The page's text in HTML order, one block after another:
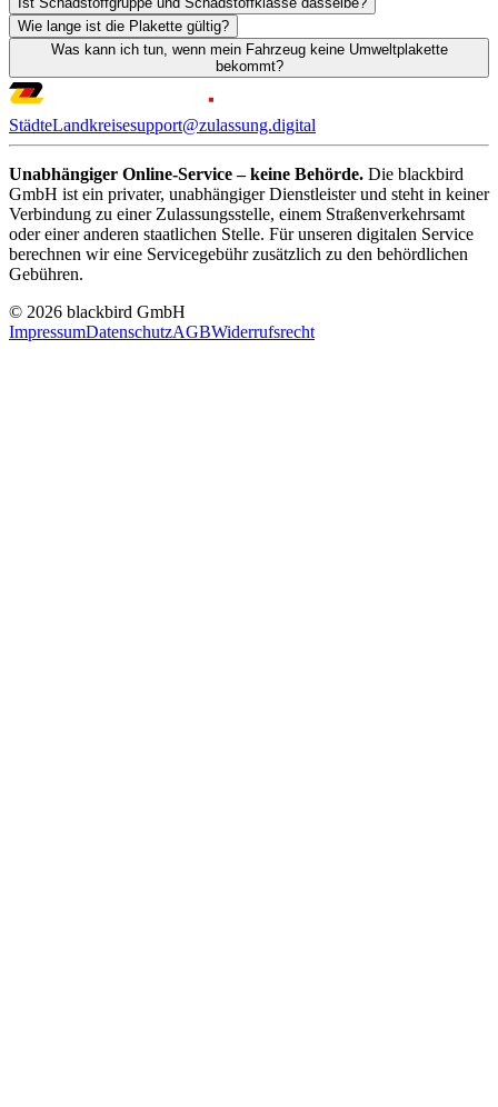
Wie lange ist die Plakette gültig?
Was kann ich tun, wenn mein Fahrzeug keine Umweltplakette
bekommt?
StädteLandkreisesupport@zulassung.digital
Unabhängiger Online-Service – keine Behörde. Die blackbird
GmbH ist ein privater, unabhängiger Dienstleister und steht in keiner
Verbindung zu einer Zulassungsstelle, einem Straßenverkehrsamt
oder einer anderen staatlichen Stelle. Für unseren digitalen Service
berechnen wir eine Servicegebühr zusätzlich zu den behördlichen
Gebühren.
© 2026 blackbird GmbH
ImpressumDatenschutzAGBWiderrufsrecht